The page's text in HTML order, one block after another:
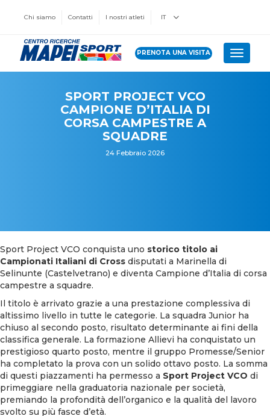
Chi siamo Contatti I nostri atleti IT
PRENOTA UNA VISITA Toggle
SPORT PROJECT VCO
CAMPIONE D’ITALIA DI
CORSA CAMPESTRE A
SQUADRE
24 Febbraio 2026
Sport Project VCO conquista uno storico titolo ai
Campionati Italiani di Cross disputati a Marinella di
Selinunte (Castelvetrano) e diventa Campione d’Italia di corsa
campestre a squadre.
Il titolo è arrivato grazie a una prestazione complessiva di
altissimo livello in tutte le categorie. La squadra Junior ha
chiuso al secondo posto, risultato determinante ai fini della
classifica generale. La formazione Allievi ha conquistato un
prestigioso quarto posto, mentre il gruppo Promesse/Senior
ha completato la prova con un solido ottavo posto. La somma
di questi piazzamenti ha permesso a Sport Project VCO di
primeggiare nella graduatoria nazionale per società,
premiando la profondità dell’organico e la qualità del lavoro
svolto su più fasce d’età.